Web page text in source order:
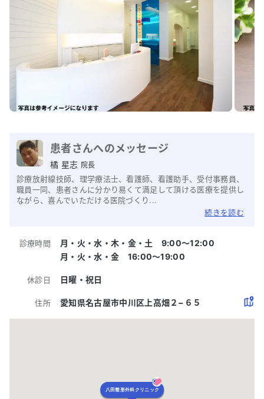
患者さんへのメッセージ
橘 星志 院長
診療放射線技師、理学療法士、看護師、看護助手、受付事務員、
職員一同、患者さんに分かり易くて満足して頂ける医療を提供し
ながら、喜んでいただける医院づくり...
続きを読む
診療時間
月・火・水・木・金・土 9:00〜12:00
月・火・水・金 16:00〜19:00
休診日 日曜・祝日
住所 愛知県名古屋市中川区上高畑２−６５
八田整形外科クリニック